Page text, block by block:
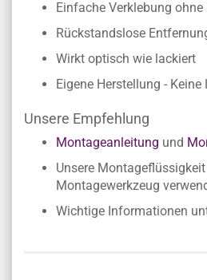
Einfache Verklebung
Rückstandslose
Wirkt optisch wie lackiert
Eigene Herstellung - Keine
Unsere Empfehlung
Montageanleitung und
Unsere
Montagewerkzeug
Wichtige Informationen